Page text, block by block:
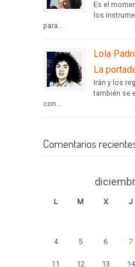
Es el
los
para...
Lola
La
Irán y los
también se
con...
Comentarios
L M X J
4 5 6 7
11 12 13 14